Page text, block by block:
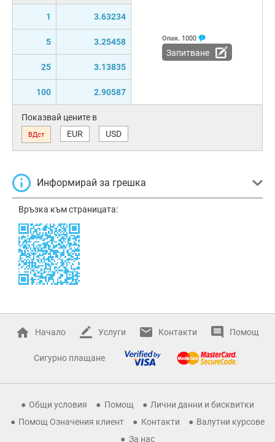
1 3.63234
5 3.25458
25 3.13835
100 2.90587
Опак. 1000
Запитване
Показвай цените в
ВДст EUR USD
Информирай за грешка
Връзка към страницата:
Начало Услуги Контакти Помощ
Сигурно плащане
Общи условия Помощ
Лични данни и бисквитки
Помощ Означения клиент
Контакти
Валутни курсове
За нас